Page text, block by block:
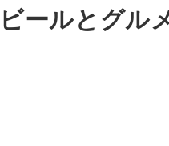
ールとグル